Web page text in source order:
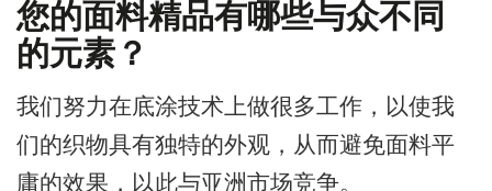
您的面料精品有哪些与众不同
的元素？
我们努力在底涂技术上做很多工作，以使我
们的织物具有独特的外观，从而避免面料平
庸的效果，以此与亚洲市场竞争。